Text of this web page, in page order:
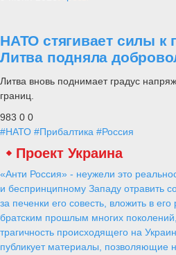
НАТО стягивает силы к
Литва подняла
Литва вновь поднимает градус
границ.
983 0 0
#НАТО #Прибалтика #Россия
Проект Украина
«Анти Россия» - неужели это
и беспринципному Западу отравить
за печенки его совесть, вложить в
братским прошлым многих
трагичность происходящего на
публикует материалы, позволяющие